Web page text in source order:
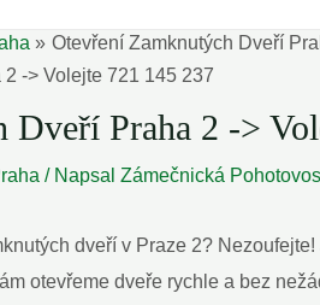
Otevření Zamknutých Dveří
Dveří Praha 2 ->
/ Napsal Zámečnická
dveří v Praze 2?
otevřeme⁤ dveře rychle a bez